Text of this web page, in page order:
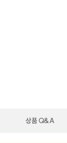
상품 Q&A